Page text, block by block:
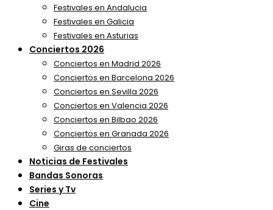
Festivales en Andalucia
Festivales en Galicia
Festivales en Asturias
Conciertos 2026
Conciertos en Madrid 2026
Conciertos en Barcelona 2026
Conciertos en Sevilla 2026
Conciertos en Valencia 2026
Conciertos en Bilbao 2026
Conciertos en Granada 2026
Giras de conciertos
Noticias de Festivales
Bandas Sonoras
Series y Tv
Cine